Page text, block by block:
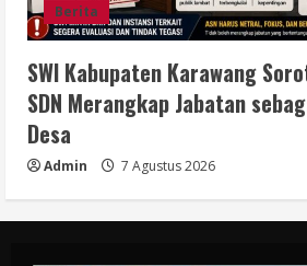
Berita
SWI Kabupaten Karawang
SDN Merangkap Jabatan
Desa
Admin 7 Agustus 2026